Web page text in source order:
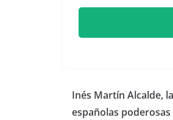
​Inés Martín Alcalde,
españolas